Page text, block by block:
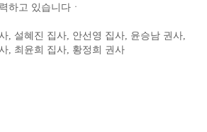
하고 있습니다ㆍ
, 설혜진 집사, 안선영 집사, 윤승남 권사,
, 최윤희 집사, 황정희 권사